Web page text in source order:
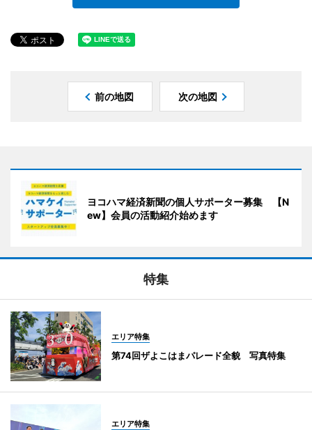
前の地図 次の地図
ヨコハマ経済新聞の個人サポーター募集 【N
ew】会員の活動紹介始めます
特集
エリア特集
第74回ザよこはまパレード全貌 写真特集
エリア特集